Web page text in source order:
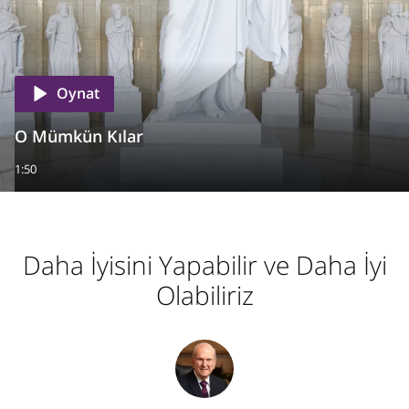
Oynat
O Mümkün Kılar
1:50
Daha İyisini Yapabilir ve Daha İyi
Olabiliriz